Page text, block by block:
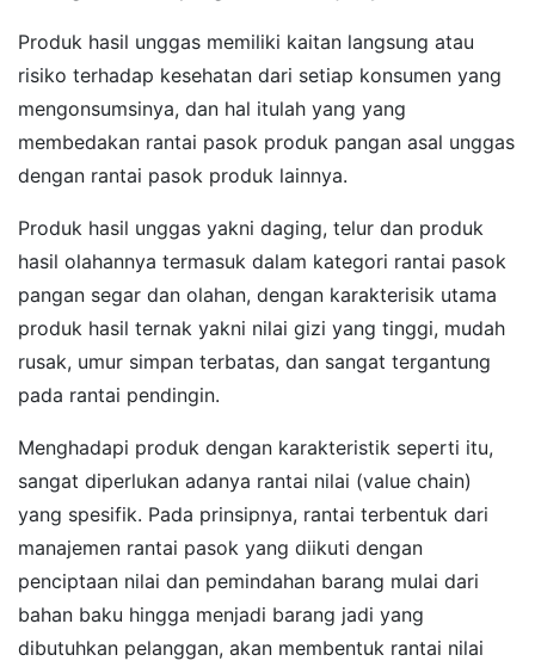
Produk hasil unggas memiliki kaitan langsung atau
risiko terhadap kesehatan dari setiap konsumen yang
mengonsumsinya, dan hal itulah yang yang
membedakan rantai pasok produk pangan asal unggas
dengan rantai pasok produk lainnya.
Produk hasil unggas yakni daging, telur dan produk
hasil olahannya termasuk dalam kategori rantai pasok
pangan segar dan olahan, dengan karakterisik utama
produk hasil ternak yakni nilai gizi yang tinggi, mudah
rusak, umur simpan terbatas, dan sangat tergantung
pada rantai pendingin.
Menghadapi produk dengan karakteristik seperti itu,
sangat diperlukan adanya rantai nilai (value chain)
yang spesifik. Pada prinsipnya, rantai terbentuk dari
manajemen rantai pasok yang diikuti dengan
penciptaan nilai dan pemindahan barang mulai dari
bahan baku hingga menjadi barang jadi yang
dibutuhkan pelanggan, akan membentuk rantai nilai